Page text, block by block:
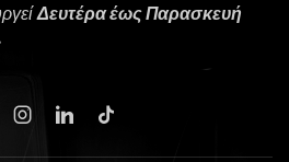
Δευτέρα έως Παρασκευή